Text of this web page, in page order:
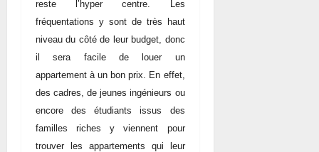
reste l’hyper centre. Les
fréquentations y sont de très haut
niveau du côté de leur budget, donc
il sera facile de louer un
appartement à un bon prix. En effet,
des cadres, de jeunes ingénieurs ou
encore des étudiants issus des
familles riches y viennent pour
trouver les appartements qui leur